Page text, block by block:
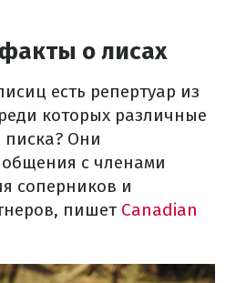
о лисах
есть репертуар из
которых различные
Они
общения с членами
соперников и
пишет Canadian